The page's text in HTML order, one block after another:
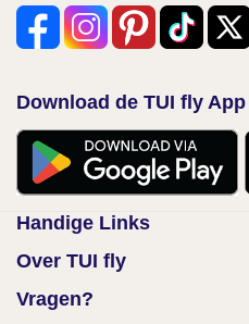
Download de TUI fly App
Handige Links
Over TUI fly
Vragen?